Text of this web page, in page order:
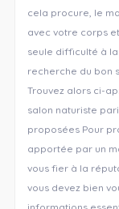
cela procure, le
avec votre corps
seule difficulté à
recherche du bon
Trouvez alors ci-
salon naturiste
proposées Pour
apportée par un
vous fier à la
vous devez bien